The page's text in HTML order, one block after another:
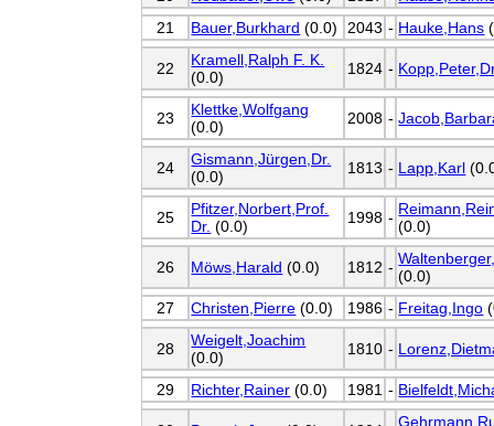
21
Bauer,Burkhard (0.0) 2043 - Hauke,Hans
22
Kramell,Ralph F. K.
(0.0)
1824 -
23
Klettke,Wolfgang
(0.0)
2008 -
24
Gismann,Jürgen,Dr.
(0.0)
1813 - Lapp,Karl
25
Pfitzer,Norbert,Prof.
Dr. (0.0) 1998 - (0.0)
26 Möws,Harald (0.0) 1812 - (0.0)
27
Christen,Pierre (0.0) 1986 - Freitag,Ingo
28
Weigelt,Joachim
(0.0)
1810 -
29 Richter,Rainer (0.0) 1981 -